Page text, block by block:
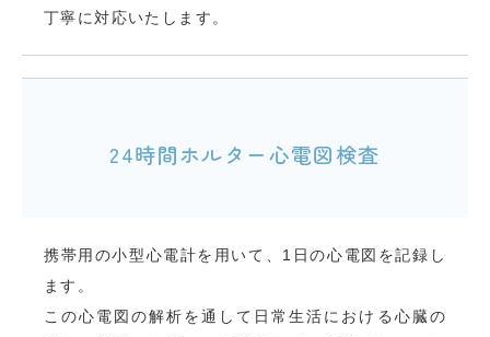
丁寧に対応いたします。
24時間ホルター心電図検査
携帯用の小型心電計を用いて、1日の心電図を記録し
ます。
この心電図の解析を通して日常生活における心臓の